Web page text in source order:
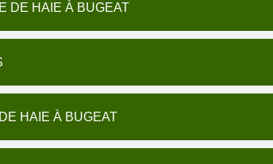
DE HAIE À BUGEAT
HAIE À BUGEAT